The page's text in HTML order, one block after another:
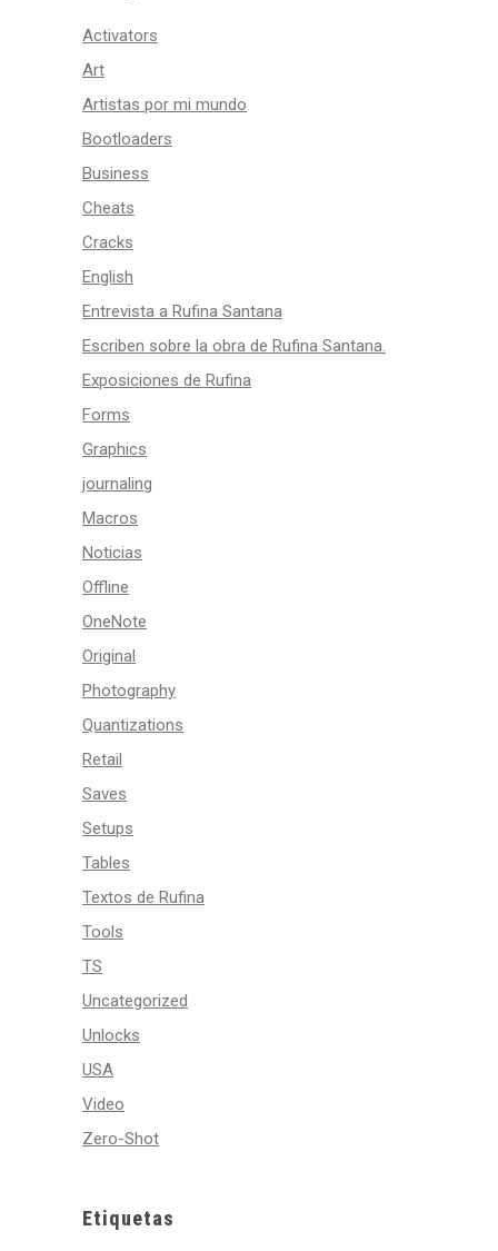
Activators
Art
Artistas por mi mundo
Bootloaders
Business
Cheats
Cracks
English
Entrevista a Rufina Santana
Escriben sobre la obra de Rufina Santana.
Exposiciones de Rufina
Forms
Graphics
journaling
Macros
Noticias
Offline
OneNote
Original
Photography
Quantizations
Retail
Saves
Setups
Tables
Textos de Rufina
Tools
TS
Uncategorized
Unlocks
USA
Video
Zero-Shot
Etiquetas